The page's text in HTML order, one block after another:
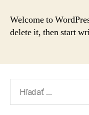
Welcome to
delete it, then start